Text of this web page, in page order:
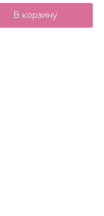
В корзину